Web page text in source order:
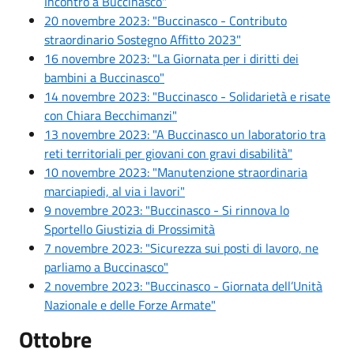
20 novembre 2023: "Buccinasco - Contributo
straordinario Sostegno Affitto 2023"
16 novembre 2023: "La Giornata per i diritti dei
bambini a Buccinasco"
14 novembre 2023: "Buccinasco - Solidarietà e risate
con Chiara Becchimanzi"
13 novembre 2023: "A Buccinasco un laboratorio tra
reti territoriali per giovani con gravi disabilità"
10 novembre 2023: "Manutenzione straordinaria
marciapiedi, al via i lavori"
9 novembre 2023: "Buccinasco - Si rinnova lo
Sportello Giustizia di Prossimità
7 novembre 2023: "Sicurezza sui posti di lavoro, ne
parliamo a Buccinasco"
2 novembre 2023: "Buccinasco - Giornata dell’Unità
Nazionale e delle Forze Armate"
Ottobre